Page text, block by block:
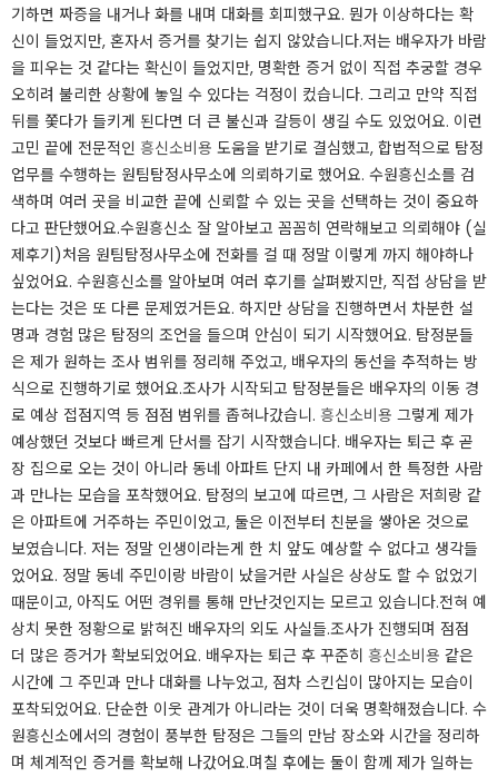
기하면 짜증을 내거나 화를 내며 대화를 회피했구요. 뭔가 이상하다는 확
신이 들었지만, 혼자서 증거를 찾기는 쉽지 않았습니다.​저는 배우자가 바람
을 피우는 것 같다는 확신이 들었지만, 명확한 증거 없이 직접 추궁할 경우
오히려 불리한 상황에 놓일 수 있다는 걱정이 컸습니다. 그리고 만약 직접
뒤를 쫓다가 들키게 된다면 더 큰 불신과 갈등이 생길 수도 있었어요. 이런
고민 끝에 전문적인 흥신소비용 도움을 받기로 결심했고, 합법적으로 탐정
업무를 수행하는 원팀탐정사무소에 의뢰하기로 했어요. 수원흥신소를 검
색하며 여러 곳을 비교한 끝에 신뢰할 수 있는 곳을 선택하는 것이 중요하
다고 판단했어요.​​수원흥신소 잘 알아보고 꼼꼼히 연락해보고 의뢰해야 (실
제후기)처음 원팀탐정사무소에 전화를 걸 때 정말 이렇게 까지 해야하나
싶었어요. 수원흥신소를 알아보며 여러 후기를 살펴봤지만, 직접 상담을 받
는다는 것은 또 다른 문제였거든요. 하지만 상담을 진행하면서 차분한 설
명과 경험 많은 탐정의 조언을 들으며 안심이 되기 시작했어요. 탐정분들
은 제가 원하는 조사 범위를 정리해 주었고, 배우자의 동선을 추적하는 방
식으로 진행하기로 했어요.​조사가 시작되고 탐정분들은 배우자의 이동 경
로 예상 접점지역 등 점점 범위를 좁혀나갔습니. 흥신소비용 그렇게 제가
예상했던 것보다 빠르게 단서를 잡기 시작했습니다. 배우자는 퇴근 후 곧
장 집으로 오는 것이 아니라 동네 아파트 단지 내 카페에서 한 특정한 사람
과 만나는 모습을 포착했어요. ​탐정의 보고에 따르면, 그 사람은 저희랑 같
은 아파트에 거주하는 주민이었고, 둘은 이전부터 친분을 쌓아온 것으로
보였습니다. 저는 정말 인생이라는게 한 치 앞도 예상할 수 없다고 생각들
었어요. 정말 동네 주민이랑 바람이 났을거란 사실은 상상도 할 수 없었기
때문이고, 아직도 어떤 경위를 통해 만난것인지는 모르고 있습니다.​전혀 예
상치 못한 정황으로 밝혀진 배우자의 외도 사실들.조사가 진행되며 점점
더 많은 증거가 확보되었어요. 배우자는 퇴근 후 꾸준히 흥신소비용 같은
시간에 그 주민과 만나 대화를 나누었고, 점차 스킨십이 많아지는 모습이
포착되었어요. 단순한 이웃 관계가 아니라는 것이 더욱 명확해졌습니다. 수
원흥신소에서의 경험이 풍부한 탐정은 그들의 만남 장소와 시간을 정리하
며 체계적인 증거를 확보해 나갔어요.​며칠 후에는 둘이 함께 제가 일하는